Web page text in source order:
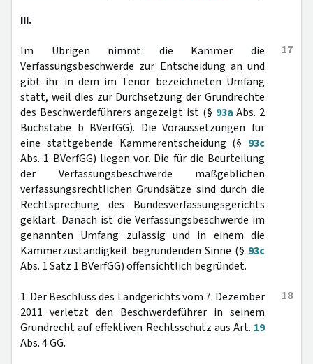
III.
17
Im Übrigen nimmt die Kammer die
Verfassungsbeschwerde zur Entscheidung an und
gibt ihr in dem im Tenor bezeichneten Umfang
statt, weil dies zur Durchsetzung der Grundrechte
des Beschwerdeführers angezeigt ist (§ 93a Abs. 2
Buchstabe b BVerfGG). Die Voraussetzungen für
eine stattgebende Kammerentscheidung (§ 93c
Abs. 1 BVerfGG) liegen vor. Die für die Beurteilung
der Verfassungsbeschwerde maßgeblichen
verfassungsrechtlichen Grundsätze sind durch die
Rechtsprechung des Bundesverfassungsgerichts
geklärt. Danach ist die Verfassungsbeschwerde im
genannten Umfang zulässig und in einem die
Kammerzuständigkeit begründenden Sinne (§ 93c
Abs. 1 Satz 1 BVerfGG) offensichtlich begründet.
18
1. Der Beschluss des Landgerichts vom 7. Dezember
2011 verletzt den Beschwerdeführer in seinem
Grundrecht auf effektiven Rechtsschutz aus Art. 19
Abs. 4 GG.